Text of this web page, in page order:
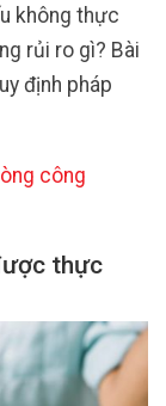
không thực
rủi ro gì? Bài
định pháp
công
thực